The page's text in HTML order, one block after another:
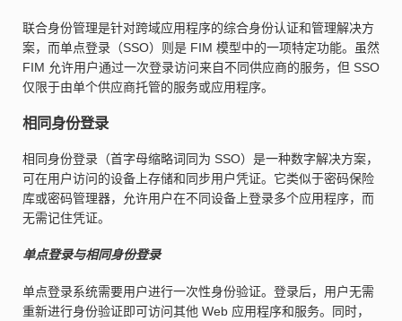
联合身份管理是针对跨域应用程序的综合身份认证和管理解决方
案，而单点登录（SSO）则是 FIM 模型中的一项特定功能。虽然
FIM 允许用户通过一次登录访问来自不同供应商的服务，但 SSO
仅限于由单个供应商托管的服务或应用程序。
相同身份登录
相同身份登录（首字母缩略词同为 SSO）是一种数字解决方案，
可在用户访问的设备上存储和同步用户凭证。它类似于密码保险
库或密码管理器，允许用户在不同设备上登录多个应用程序，而
无需记住凭证。
单点登录与相同身份登录
单点登录系统需要用户进行一次性身份验证。登录后，用户无需
重新进行身份验证即可访问其他 Web 应用程序和服务。同时，